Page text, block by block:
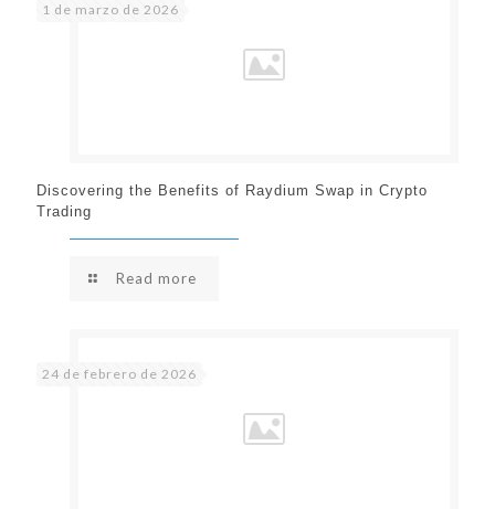
1 de marzo de 2026
Discovering the Benefits of Raydium Swap in Crypto
Trading
Read more
24 de febrero de 2026